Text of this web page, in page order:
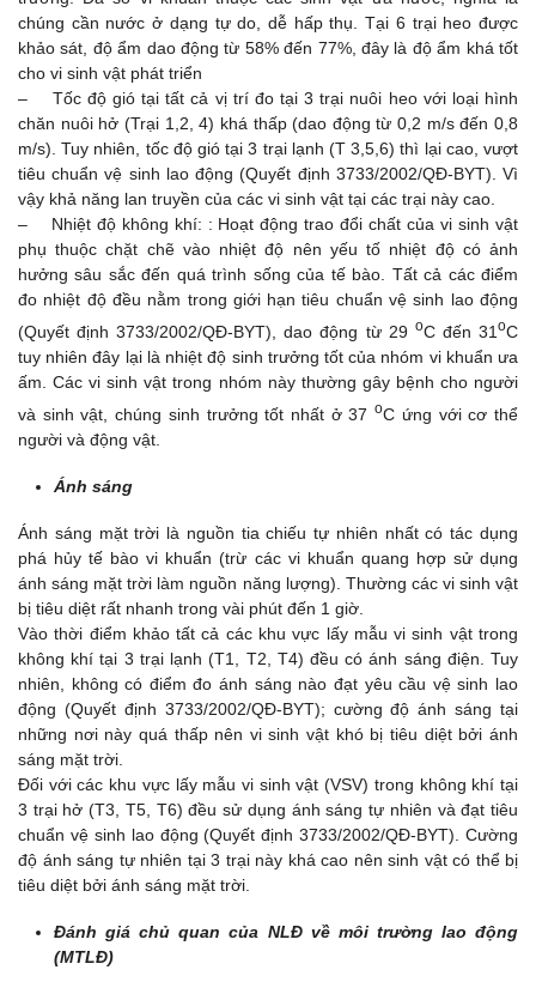
chúng cần nước ở dạng tự do, dễ hấp thụ. Tại 6 trại heo được
khảo sát, độ ẩm dao động từ 58% đến 77%, đây là độ ẩm khá tốt
cho vi sinh vật phát triển
– Tốc độ gió tại tất cả vị trí đo tại 3 trại nuôi heo với loại hình
chăn nuôi hở (Trại 1,2, 4) khá thấp (dao động từ 0,2 m/s đến 0,8
m/s). Tuy nhiên, tốc độ gió tại 3 trại lạnh (T 3,5,6) thì lại cao, vượt
tiêu chuẩn vệ sinh lao động (Quyết định 3733/2002/QĐ-BYT). Vì
vậy khả năng lan truyền của các vi sinh vật tại các trại này cao.
– Nhiệt độ không khí: : Hoạt động trao đổi chất của vi sinh vật
phụ thuộc chặt chẽ vào nhiệt độ nên yếu tố nhiệt độ có ảnh
hưởng sâu sắc đến quá trình sống của tế bào. Tất cả các điểm
đo nhiệt độ đều nằm trong giới hạn tiêu chuẩn vệ sinh lao động
(Quyết định 3733/2002/QĐ-BYT), dao động từ 29 oC đến 31oC
tuy nhiên đây lại là nhiệt độ sinh trưởng tốt của nhóm vi khuẩn ưa
ấm. Các vi sinh vật trong nhóm này thường gây bệnh cho người
và sinh vật, chúng sinh trưởng tốt nhất ở 37oC ứng với cơ thể
người và động vật.
Ánh sáng
Ánh sáng mặt trời là nguồn tia chiếu tự nhiên nhất có tác dụng
phá hủy tế bào vi khuẩn (trừ các vi khuẩn quang hợp sử dụng
ánh sáng mặt trời làm nguồn năng lượng). Thường các vi sinh vật
bị tiêu diệt rất nhanh trong vài phút đến 1 giờ.
Vào thời điểm khảo tất cả các khu vực lấy mẫu vi sinh vật trong
không khí tại 3 trại lạnh (T1, T2, T4) đều có ánh sáng điện. Tuy
nhiên, không có điểm đo ánh sáng nào đạt yêu cầu vệ sinh lao
động (Quyết định 3733/2002/QĐ-BYT); cường độ ánh sáng tại
những nơi này quá thấp nên vi sinh vật khó bị tiêu diệt bởi ánh
sáng mặt trời.
Đối với các khu vực lấy mẫu vi sinh vật (VSV) trong không khí tại
3 trại hở (T3, T5, T6) đều sử dụng ánh sáng tự nhiên và đạt tiêu
chuẩn vệ sinh lao động (Quyết định 3733/2002/QĐ-BYT). Cường
độ ánh sáng tự nhiên tại 3 trại này khá cao nên sinh vật có thể bị
tiêu diệt bởi ánh sáng mặt trời.
Đánh giá chủ quan của NLĐ về môi trường lao động
(MTLĐ)